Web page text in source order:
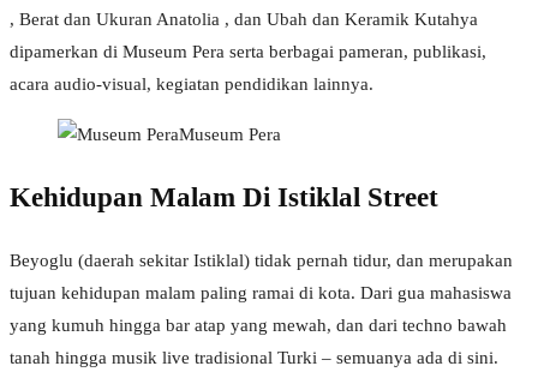
, Berat dan Ukuran Anatolia , dan Ubah dan Keramik Kutahya
dipamerkan di Museum Pera serta berbagai pameran, publikasi,
acara audio-visual, kegiatan pendidikan lainnya.
Museum Pera
Kehidupan Malam Di Istiklal Street
Beyoglu (daerah sekitar Istiklal) tidak pernah tidur, dan merupakan
tujuan kehidupan malam paling ramai di kota. Dari gua mahasiswa
yang kumuh hingga bar atap yang mewah, dan dari techno bawah
tanah hingga musik live tradisional Turki – semuanya ada di sini.